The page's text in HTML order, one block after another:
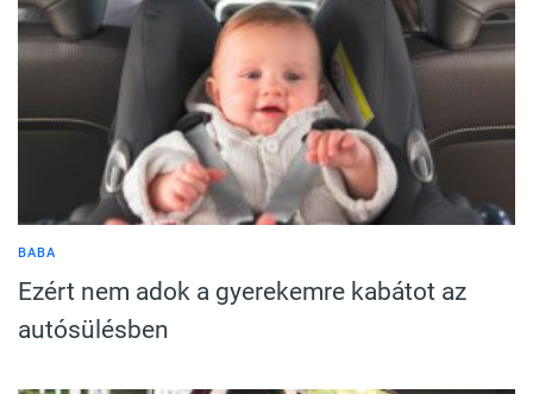
BABA
Ezért nem adok a gyerekemre kabátot az
autósülésben